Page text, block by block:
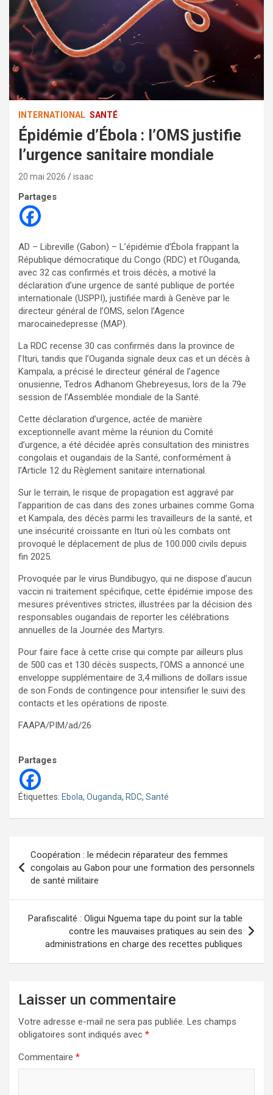
INTERNATIONAL SANTÉ
Épidémie d’Ébola : l’OMS justifie
l’urgence sanitaire mondiale
20 mai 2026 isaac
Partages
AD – Libreville (Gabon) – L’épidémie d’Ébola frappant la
République démocratique du Congo (RDC) et l’Ouganda,
avec 32 cas confirmés et trois décès, a motivé la
déclaration d’une urgence de santé publique de portée
internationale (USPPI), justifiée mardi à Genève par le
directeur général de l’OMS, selon l’Agence
marocainedepresse (MAP).
La RDC recense 30 cas confirmés dans la province de
l’Ituri, tandis que l’Ouganda signale deux cas et un décès à
Kampala, a précisé le directeur général de l’agence
onusienne, Tedros Adhanom Ghebreyesus, lors de la 79e
session de l’Assemblée mondiale de la Santé.
Cette déclaration d’urgence, actée de manière
exceptionnelle avant même la réunion du Comité
d’urgence, a été décidée après consultation des ministres
congolais et ougandais de la Santé, conformément à
l’Article 12 du Règlement sanitaire international.
Sur le terrain, le risque de propagation est aggravé par
l’apparition de cas dans des zones urbaines comme Goma
et Kampala, des décès parmi les travailleurs de la santé, et
une insécurité croissante en Ituri où les combats ont
provoqué le déplacement de plus de 100.000 civils depuis
fin 2025.
Provoquée par le virus Bundibugyo, qui ne dispose d’aucun
vaccin ni traitement spécifique, cette épidémie impose des
mesures préventives strictes, illustrées par la décision des
responsables ougandais de reporter les célébrations
annuelles de la Journée des Martyrs.
Pour faire face à cette crise qui compte par ailleurs plus
de 500 cas et 130 décès suspects, l’OMS a annoncé une
enveloppe supplémentaire de 3,4 millions de dollars issue
de son Fonds de contingence pour intensifier le suivi des
contacts et les opérations de riposte.
FAAPA/PIM/ad/26
Partages
Étiquettes: Ebola, Ouganda, RDC, Santé
de
l’article
Coopération : le médecin réparateur des femmes
congolais au Gabon pour une formation des personnels
de santé militaire
Parafiscalité : Oligui Nguema tape du point sur la table
contre les mauvaises pratiques au sein des
administrations en charge des recettes publiques
Laisser un commentaire
Votre adresse e-mail ne sera pas publiée. Les champs
obligatoires sont indiqués avec *
Commentaire *